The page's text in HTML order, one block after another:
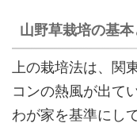
山野草栽培の基
上の栽培法は、関
コンの熱風が出て
わが家を基準にし